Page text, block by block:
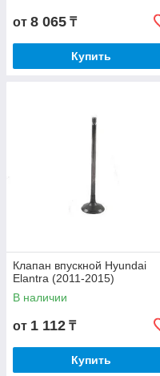
от 8 065 ₸
Купить
Клапан впускной Hyundai
Elantra (2011-2015)
В наличии
от 1 112 ₸
Купить